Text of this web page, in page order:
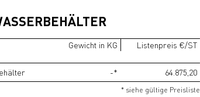
Gewicht in KG Listenpreis €/ST
-* 64.875,20
* siehe gültige Preisliste